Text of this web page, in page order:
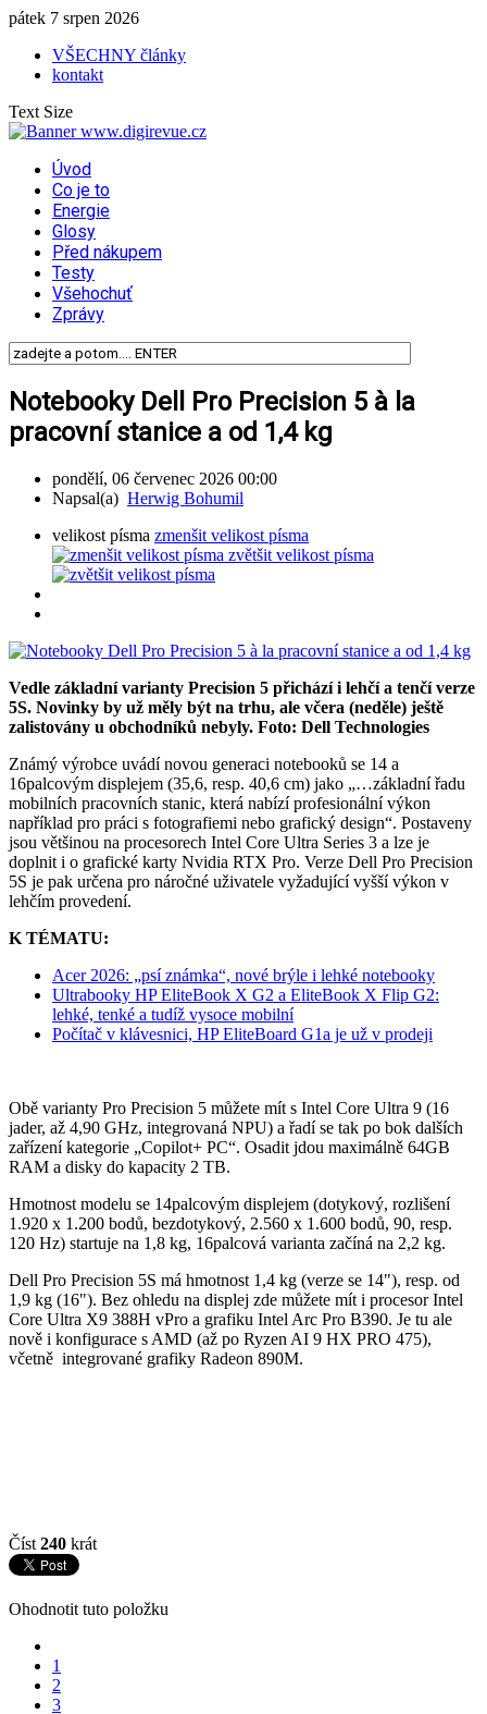
pátek 7 srpen 2026
VŠECHNY články
kontakt
Text Size
Úvod
Co je to
Energie
Glosy
Před nákupem
Testy
Všehochuť
Zprávy
Notebooky Dell Pro Precision 5 à la
pracovní stanice a od 1,4 kg
pondělí, 06 červenec 2026 00:00
Napsal(a) Herwig Bohumil
velikost písma zmenšit velikost písma
zvětšit velikost písma
Vedle základní varianty Precision 5 přichází i lehčí a tenčí verze
5S. Novinky by už měly být na trhu, ale včera (neděle) ještě
zalistovány u obchodníků nebyly. Foto: Dell Technologies
Známý výrobce uvádí novou generaci notebooků se 14 a
16palcovým displejem (35,6, resp. 40,6 cm) jako „…základní řadu
mobilních pracovních stanic, která nabízí profesionální výkon
například pro práci s fotografiemi nebo grafický design“. Postaveny
jsou většinou na procesorech Intel Core Ultra Series 3 a lze je
doplnit i o grafické karty Nvidia RTX Pro. Verze Dell Pro Precision
5S je pak určena pro náročné uživatele vyžadující vyšší výkon v
lehčím provedení.
K TÉMATU:
Acer 2026: „psí známka“, nové brýle i lehké notebooky
Ultrabooky HP EliteBook X G2 a EliteBook X Flip G2:
lehké, tenké a tudíž vysoce mobilní
Počítač v klávesnici, HP EliteBoard G1a je už v prodeji
Obě varianty Pro Precision 5 můžete mít s Intel Core Ultra 9 (16
jader, až 4,90 GHz, integrovaná NPU) a řadí se tak po bok dalších
zařízení kategorie „Copilot+ PC“. Osadit jdou maximálně 64GB
RAM a disky do kapacity 2 TB.
Hmotnost modelu se 14palcovým displejem (dotykový, rozlišení
1.920 x 1.200 bodů, bezdotykový, 2.560 x 1.600 bodů, 90, resp.
120 Hz) startuje na 1,8 kg, 16palcová varianta začíná na 2,2 kg.
Dell Pro Precision 5S má hmotnost 1,4 kg (verze se 14"), resp. od
1,9 kg (16"). Bez ohledu na displej zde můžete mít i procesor Intel
Core Ultra X9 388H vPro a grafiku Intel Arc Pro B390. Je tu ale
nově i konfigurace s AMD (až po Ryzen AI 9 HX PRO 475),
včetně integrované grafiky Radeon 890M.
Číst 240 krát
Ohodnotit tuto položku
1
2
3